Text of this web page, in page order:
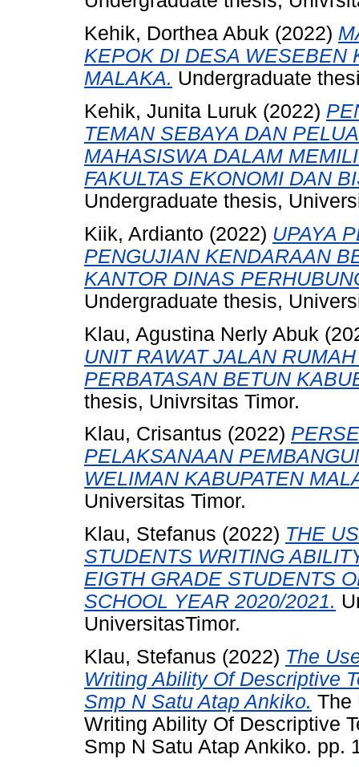
Kehik, Dorthea Abuk (2022)
KEPOK DI DESA WESEBEN
MALAKA. Undergraduate
Kehik, Junita Luruk (2022)
TEMAN SEBAYA DAN
MAHASISWA DALAM
FAKULTAS EKONOMI DAN
Undergraduate thesis,
Kiik, Ardianto (2022) UPAYA
PENGUJIAN KENDARAAN
KANTOR DINAS
Undergraduate thesis,
Klau, Agustina Nerly Abuk
UNIT RAWAT JALAN
PERBATASAN BETUN
thesis, Univrsitas Timor.
Klau, Crisantus (2022)
PELAKSANAAN
WELIMAN KABUPATEN
Universitas Timor.
Klau, Stefanus (2022) THE
STUDENTS WRITING
EIGTH GRADE STUDENTS
SCHOOL YEAR 2020/2021.
UniversitasTimor.
Klau, Stefanus (2022) The
Writing Ability Of Descriptive
Smp N Satu Atap Ankiko. The
Writing Ability Of Descriptive
Smp N Satu Atap Ankiko. pp.